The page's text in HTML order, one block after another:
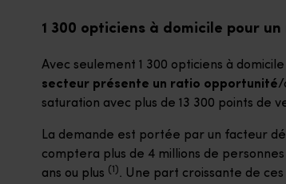
1 300 opticiens à domicile pour
Avec seulement 1 300 opticiens à
secteur présente un ratio opportunité/
saturation avec plus de 13 300 points de
La demande est portée par un facteur
comptera plus de 4 millions de personnes
ans ou plus (1). Une part croissante de